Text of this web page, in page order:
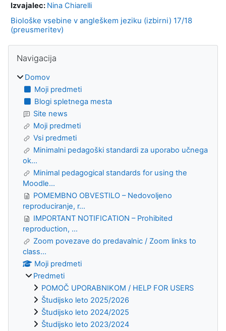
Izvajalec: Nina Chiarelli
Biološke vsebine v angleškem jeziku (izbirni) 17/18
(preusmeritev)
Bloki
Navigacija
Domov
Moji predmeti
Blogi spletnega mesta
Site news
Moji predmeti
Vsi predmeti
Minimalni pedagoški standardi za uporabo učnega
ok...
Minimal pedagogical standards for using the
Moodle...
POMEMBNO OBVESTILO – Nedovoljeno
reproduciranje, r...
IMPORTANT NOTIFICATION – Prohibited
reproduction, ...
Zoom povezave do predavalnic / Zoom links to
class...
Moji predmeti
Predmeti
POMOČ UPORABNIKOM / HELP FOR USERS
Študijsko leto 2025/2026
Študijsko leto 2024/2025
Študijsko leto 2023/2024